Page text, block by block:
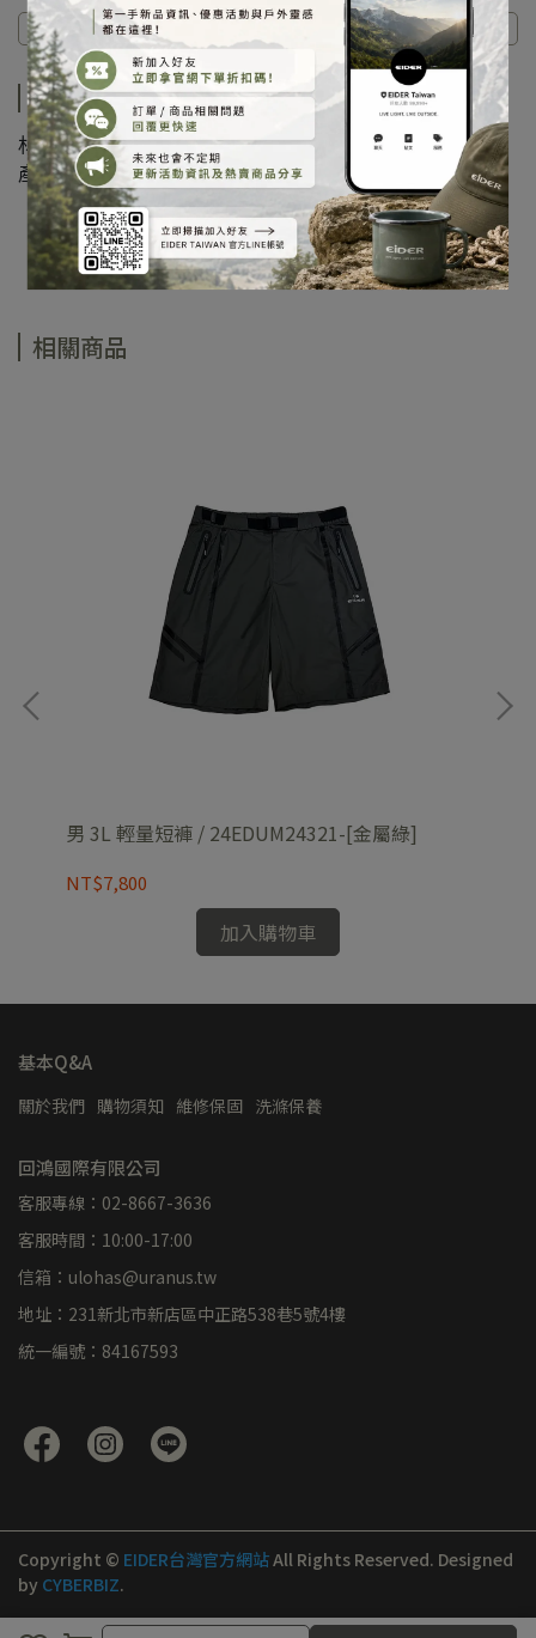
商品介紹
材質：100%聚酯纖維
產地：越南
相關商品
男 3L 輕量短褲 / 24EDUM24321-[金屬綠]
NT$7,800
加入購物車
基本Q&A
關於我們 購物須知 維修保固 洗滌保養
回鴻國際有限公司
客服專線：02-8667-3636
客服時間：10:00-17:00
信箱：ulohas@uranus.tw
地址：231新北市新店區中正路538巷5號4樓
統一編號：84167593
Copyright © EIDER台灣官方網站All Rights Reserved. Designed
by CYBERBIZ.